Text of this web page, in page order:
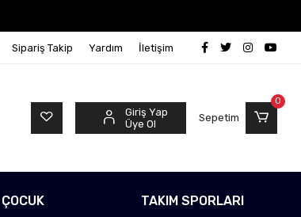
Sipariş Takip Yardım İletişim
Giriş Yap
Üye Ol
Sepetim
0
ÇOCUK TAKIM SPORLARI